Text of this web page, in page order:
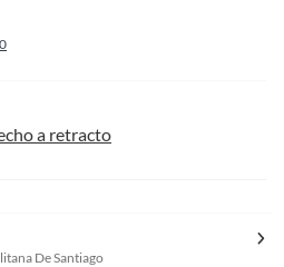
a retracto
De Santiago